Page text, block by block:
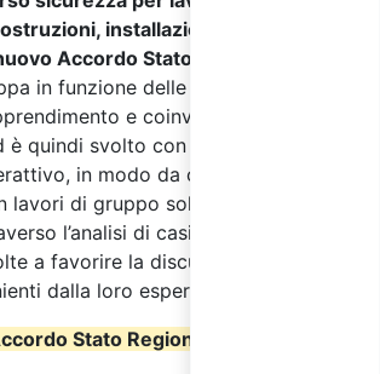
installazione impianti,
Accordo Stato Regioni
in funzione delle specificità dei
e coinvolgimento tipici
quindi svolto con metodo
in modo da coinvolgere i
lavori di gruppo sollecitando il loro
l’analisi di casi studio e
a favorire la discussione su casi
dalla loro esperienza.
Stato Regioni del 17/4/2025